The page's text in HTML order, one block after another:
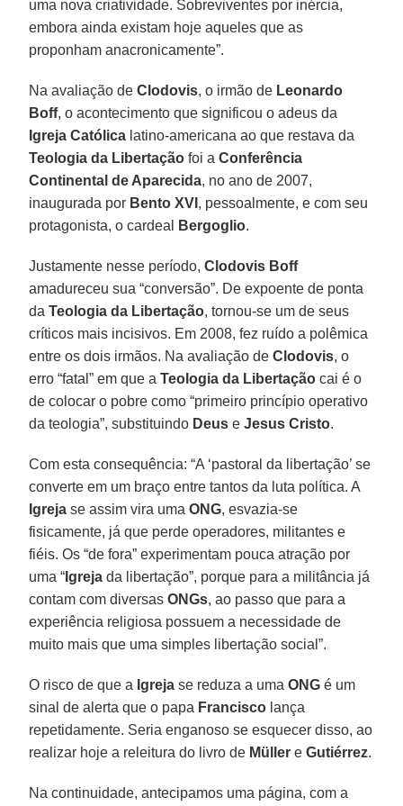
uma nova criatividade. Sobreviventes por inércia,
embora ainda existam hoje aqueles que as
proponham anacronicamente”.
Na avaliação deClodovis, o irmão de Leonardo
Boff, o acontecimento que significou o adeus da
Igreja Católica latino-americana ao que restava da
Teologia da Libertação foi aConferência
Continental de Aparecida, no ano de 2007,
inaugurada por Bento XVI , pessoalmente, e com seu
protagonista, o cardeal
Bergoglio.
Justamente nesse período,Clodovis Boff
amadureceu sua “conversão”. De expoente de ponta
daTeologia da Libertação, tornou-se um de seus
críticos mais incisivos. Em 2008, fez ruído a polêmica
entre os dois irmãos. Na avaliação deClodovis, o
erro “fatal” em que aTeologia da Libertação cai é o
de colocar o pobre como “primeiro princípio operativo
da teologia”, substituindo Deus eJesus Cristo.
Com esta consequência: “A ‘pastoral da libertação’ se
converte em um braço entre tantos da luta política. A
Igreja se assim vira umaONG, esvazia-se
fisicamente, já que perde operadores, militantes e
fiéis. Os “de fora” experimentam pouca atração por
uma “ Igreja da libertação”, porque para a militância já
contam com diversasONGs, ao passo que para a
experiência religiosa possuem a necessidade de
muito mais que uma simples libertação social”.
O risco de que a Igreja se reduza a umaONG é um
sinal de alerta que o papa Francisco lança
repetidamente. Seria enganoso se esquecer disso, ao
realizar hoje a releitura do livro de Müller eGutiérrez.
Na continuidade, antecipamos uma página, com a